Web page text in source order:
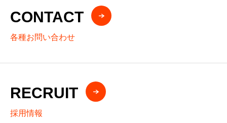
CONTACT
各種お問い合わせ
RECRUIT
採用情報